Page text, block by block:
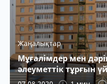
Жаңалықтар
Мұғалімдер мен
әлеуметтік тұрғын